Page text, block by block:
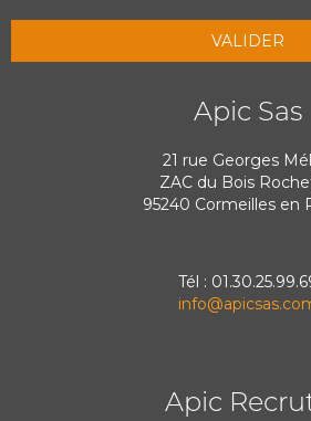
Apic Sas
21 rue Georges
ZAC du Bois
95240 Cormeilles en
Tél :
Apic